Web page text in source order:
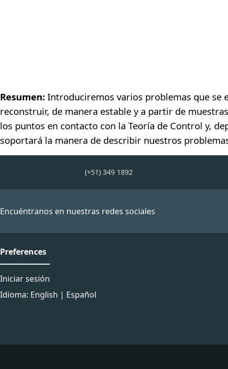
Resumen: Introduciremos varios problemas que se
reconstruir, de manera estable y a partir de
los puntos en contacto con la Teoría de Control y,
soportará la manera de describir nuestros
(+51) 349 1892
Encuéntranos en nuestras redes sociales
Preferences
Iniciar sesión
Idioma: English | Español